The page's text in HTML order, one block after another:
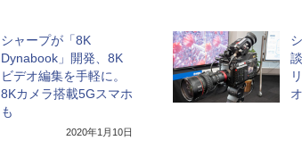
シャープが「8K
Dynabook」開発、8K
ビデオ編集を手軽に。
8Kカメラ搭載5Gスマホ
も
2020年1月10日
オ